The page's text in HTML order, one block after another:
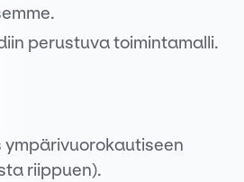
perustuva toimintamalli.
ympärivuorokautiseen
riippuen).